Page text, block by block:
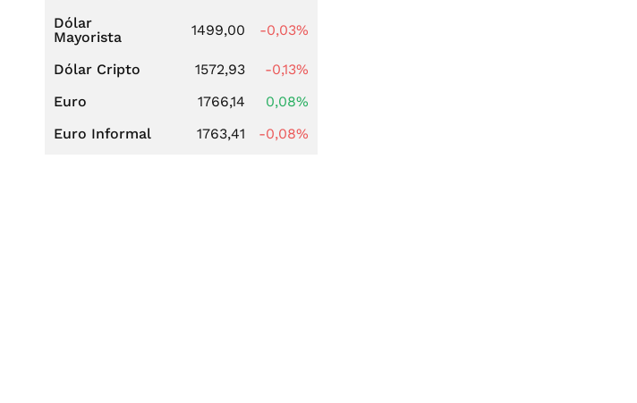
Dólar
Mayorista
1499,00 -0,03%
Dólar Cripto 1572,93
-0,13%
Euro
1766,14
0,08%
Euro Informal
1763,41 -0,08%